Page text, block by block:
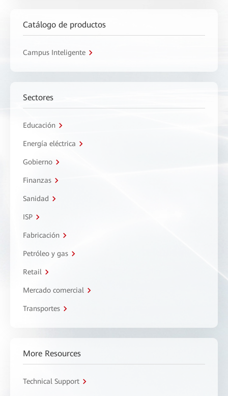
Catálogo de productos
Campus Inteligente
Sectores
Educación
Energía eléctrica
Gobierno
Finanzas
Sanidad
ISP
Fabricación
Petróleo y gas
Retail
Mercado comercial
Transportes
More Resources
Technical Support